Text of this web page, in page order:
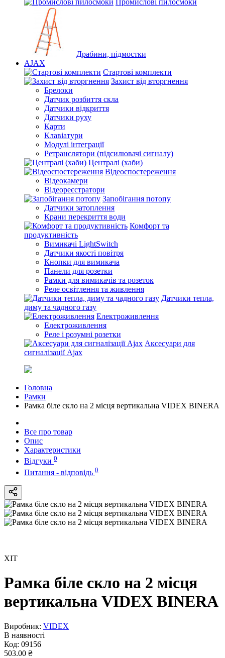
Промислові пилосмоки
Драбини, підмостки
AJAX
Стартові комплекти
Захист від вторгнення
Брелоки
Датчик розбиття скла
Датчики відкриття
Датчики руху
Карти
Клавіатури
Модулі інтеграції
Ретранслятори (підсилювачі сигналу)
Централі (хаби)
Відеоспостереження
Відеокамери
Відеореєстратори
Запобігання потопу
Датчики затоплення
Крани перекриття води
Комфорт та
продуктивність
Вимикачі LightSwitch
Датчики якості повітря
Кнопки для вимикача
Панели для розетки
Рамки для вимикачів та розеток
Реле освітлення та живлення
Датчики тепла,
диму та чадного газу
Електроживлення
Електроживлення
Реле і розумні розетки
Аксесуари для
сигналізації Ajax
Головна
Рамки
Рамка біле скло на 2 місця вертикальна VIDEX BINERA
Все про товар
Опис
Характеристики
Відгуки 0
Питання - відповідь 0
ХІТ
Рамка біле скло на 2 місця
вертикальна VIDEX BINERA
Виробник: VIDEX
В наявності
Код: 09156
503.00 ₴